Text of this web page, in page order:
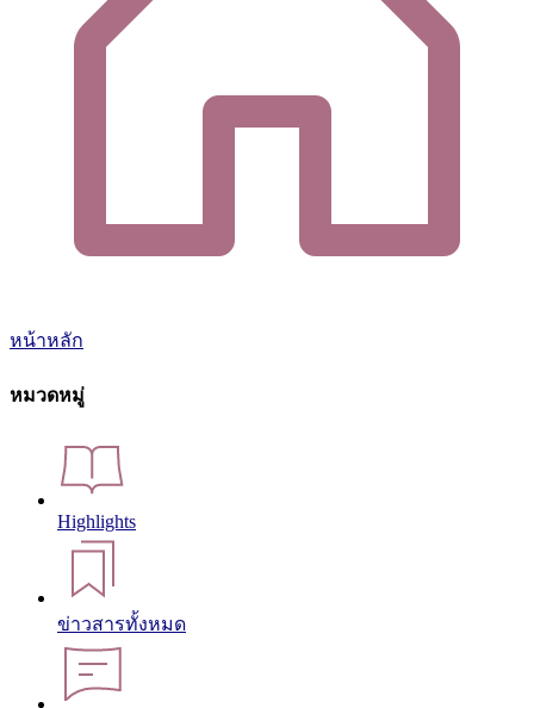
หน้าหลัก
หมวดหมู่
Highlights
ข่าวสารทั้งหมด